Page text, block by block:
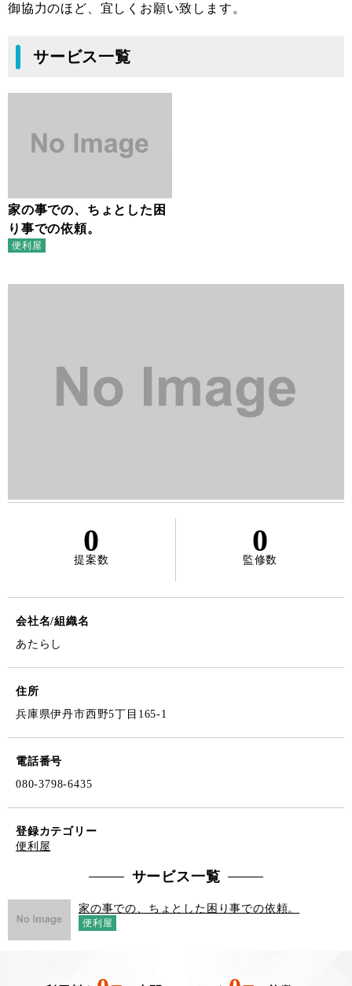
御協力のほど、宜しくお願い致します。
サービス一覧
家の事での、ちょとした困
り事での依頼。
便利屋
0
提案数
0
監修数
会社名/組織名
あたらし
住所
兵庫県伊丹市西野5丁目165-1
電話番号
080-3798-6435
登録カテゴリー
便利屋
サービス一覧
家の事での、ちょとした困り事での依頼。
便利屋